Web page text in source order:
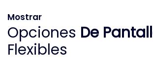
Mostrar
Opciones De
Flexibles